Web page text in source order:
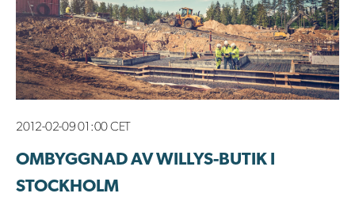
2012-02-09 01:00 CET
OMBYGGNAD AV WILLYS-BUTIK I
STOCKHOLM